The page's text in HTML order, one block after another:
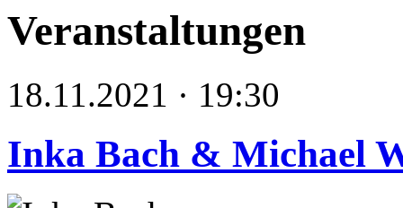
Veranstaltungen
18.11.2021 · 19:30
Inka Bach & Michael